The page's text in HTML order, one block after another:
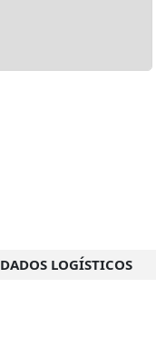
DADOS LOGÍSTICOS